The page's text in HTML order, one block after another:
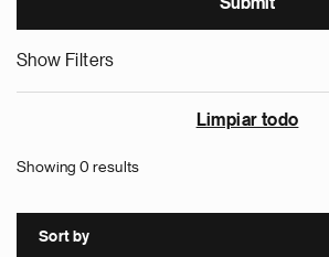
Show Filters
Limpiar todo
Showing 0 results
Sort by